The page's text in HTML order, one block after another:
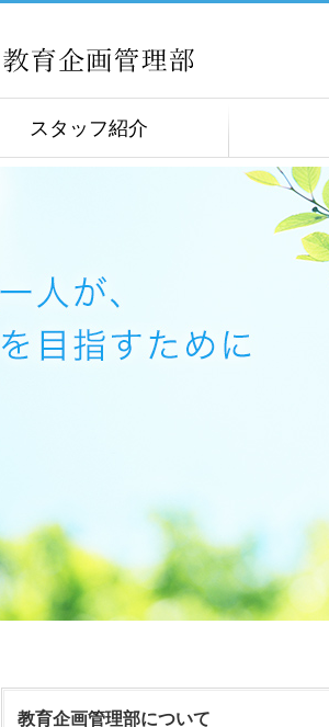
スタッフ紹介
教育企画管理部について